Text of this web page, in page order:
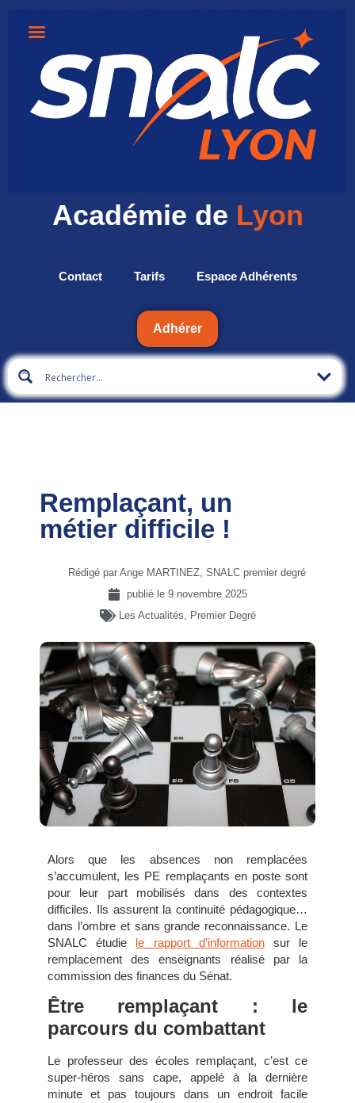
Académie de Lyon
Contact Tarifs Espace Adhérents
Adhérer
Remplaçant, un
métier difficile !
Rédigé par Ange MARTINEZ, SNALC premier degré
publié le 9 novembre 2025
Les Actualités, Premier Degré
Alors que les absences non remplacées
s’accumulent, les PE remplaçants en poste sont
pour leur part mobilisés dans des contextes
difficiles. Ils assurent la continuité pédagogique…
dans l’ombre et sans grande reconnaissance. Le
SNALC étudie le rapport d’informationsur le
remplacement des enseignants réalisé par la
commission des finances du Sénat.
Être remplaçant : le
parcours du combattant
Le professeur des écoles remplaçant, c’est ce
super-héros sans cape, appelé à la dernière
minute et pas toujours dans un endroit facile